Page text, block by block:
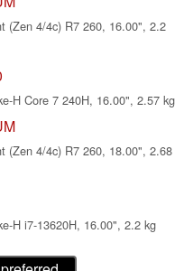
(Zen 4/4c) R7 260, 16.00", 2.2
H Core 7 240H, 16.00", 2.57 kg
(Zen 4/4c) R7 260, 18.00", 2.68
H i7-13620H, 16.00", 2.2 kg